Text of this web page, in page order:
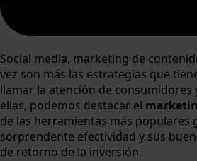
Social media, marketing de
vez son más las estrategias que
llamar la atención de consumidores
ellas, podemos destacar el
de las herramientas más populares
sorprendente efectividad y sus
de retorno de la inversión.